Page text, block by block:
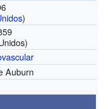
)
Auburn